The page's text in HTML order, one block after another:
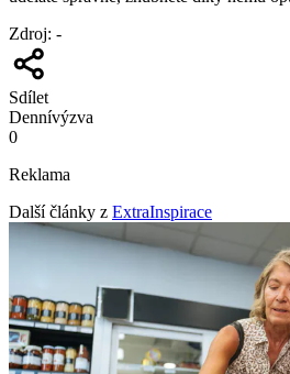
Zdroj: -
Sdílet
Dennívýzva
0
Reklama
Další články z ExtraInspirace